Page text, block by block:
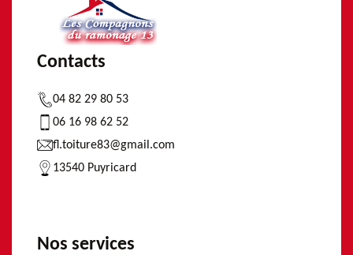
Contacts
04 82 29 80 53
06 16 98 62 52
fl.toiture83@gmail.com
13540 Puyricard
Nos services